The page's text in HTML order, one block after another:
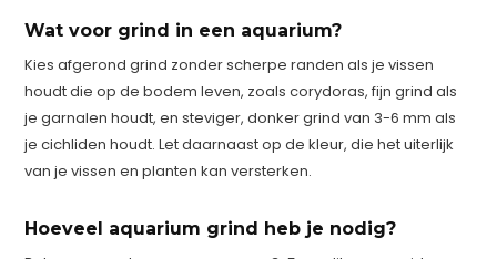
Wat voor grind in een aquarium?
Kies afgerond grind zonder scherpe randen als je vissen
houdt die op de bodem leven, zoals corydoras, fijn grind als
je garnalen houdt, en steviger, donker grind van 3-6 mm als
je cichliden houdt. Let daarnaast op de kleur, die het uiterlijk
van je vissen en planten kan versterken.
Hoeveel aquarium grind heb je nodig?